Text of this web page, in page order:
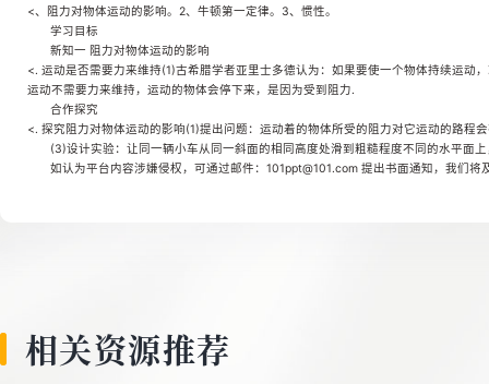
8
11
<、阻力对物体运动的影响。2、牛顿第一定律。3、惯性。
学习目标
新知一 阻力对物体运动的影响
<. 运动是否需要力来维持(1)古希腊学者亚里士多德认为：如果要使一个物体持续运
运动不需要力来维持，运动的物体会停下来，是因为受到阻力.
合作探究
<. 探究阻力对物体运动的影响(1)提出问题：运动着的物体所受的阻力对它运动的路程
(3)设计实验：让同一辆小车从同一斜面的相同高度处滑到粗糙程度不同的水平面
如认为平台内容涉嫌侵权，可通过邮件：101ppt@101.com 提出书面通知，我们将
相关资源推荐